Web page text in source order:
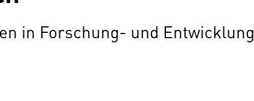
in Forschung- und Entwicklung